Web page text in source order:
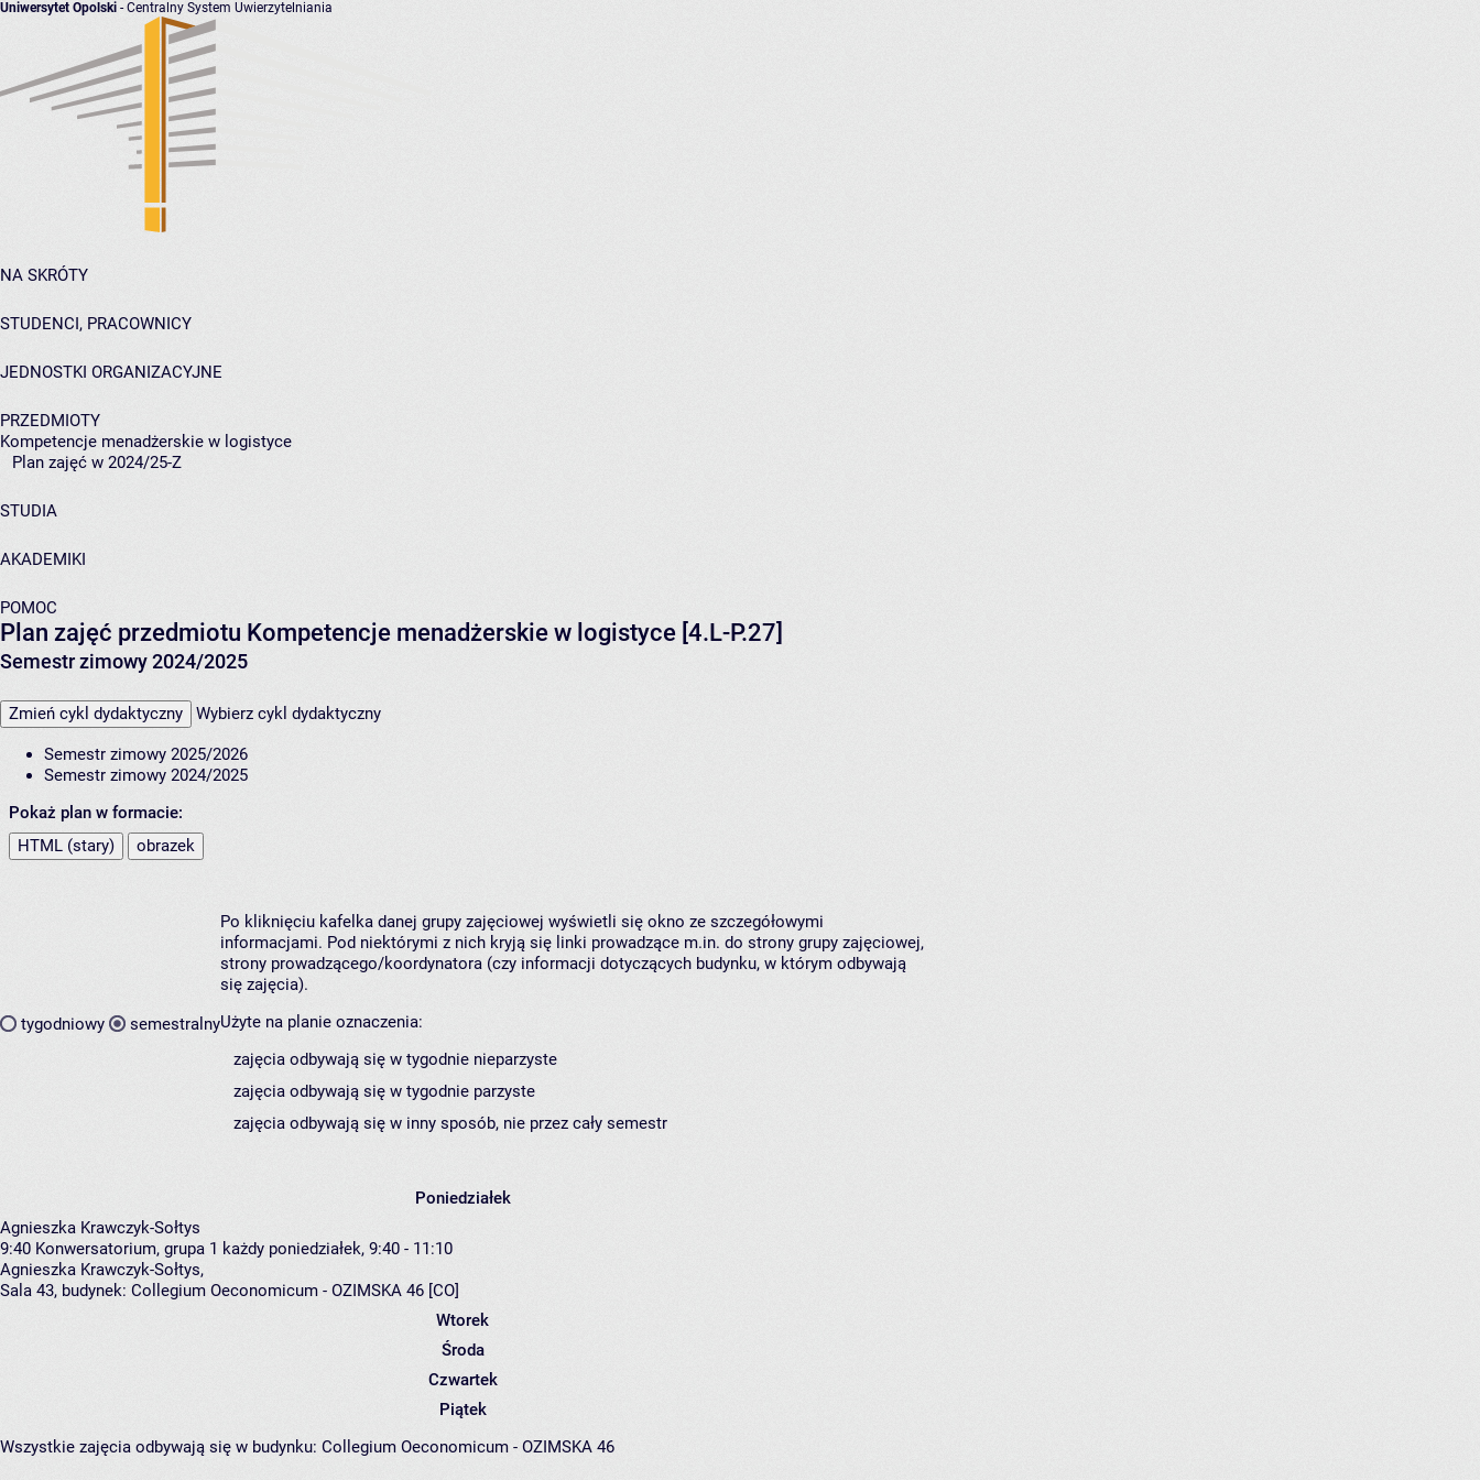
Uniwersytet Opolski - Centralny System Uwierzytelniania
NA SKRÓTY
STUDENCI, PRACOWNICY
JEDNOSTKI ORGANIZACYJNE
PRZEDMIOTY
Kompetencje menadżerskie w logistyce
Plan zajęć w 2024/25-Z
STUDIA
AKADEMIKI
POMOC
Plan zajęć przedmiotu Kompetencje menadżerskie w logistyce [4.L-P.27]
Semestr zimowy 2024/2025
Zmień cykl dydaktyczny Wybierz cykl dydaktyczny
Semestr zimowy 2025/2026
Semestr zimowy 2024/2025
Pokaż plan w formacie:
HTML (stary)
obrazek
tygodniowy semestralny
Po kliknięciu kafelka danej grupy zajęciowej wyświetli się okno ze szczegółowymi
informacjami. Pod niektórymi z nich kryją się linki prowadzące m.in. do strony grupy zajęciowej,
strony prowadzącego/koordynatora (czy informacji dotyczących budynku, w którym odbywają
się zajęcia).
Użyte na planie oznaczenia:
zajęcia odbywają się w tygodnie nieparzyste
zajęcia odbywają się w tygodnie parzyste
zajęcia odbywają się w inny sposób, nie przez cały semestr
Poniedziałek
Agnieszka Krawczyk-Sołtys
9:40 Konwersatorium, grupa 1 każdy poniedziałek, 9:40 - 11:10
Agnieszka Krawczyk-Sołtys,
Sala 43, budynek: Collegium Oeconomicum - OZIMSKA 46 [CO]
Wtorek
Środa
Czwartek
Piątek
Wszystkie zajęcia odbywają się w budynku: Collegium Oeconomicum - OZIMSKA 46